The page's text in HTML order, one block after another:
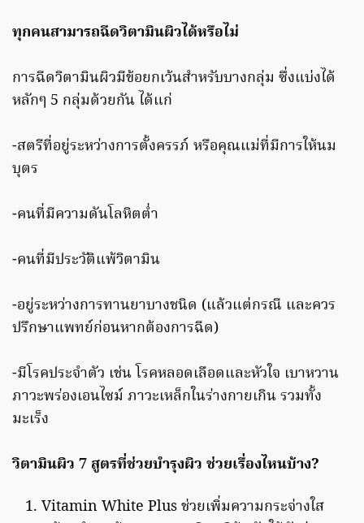
ทุกคนสามารถฉีดวิตามินผิวได้หรือไม่
การฉีดวิตามินผิวมีข้อยกเว้นสำหรับบางกลุ่ม ซึ่งแบ่งได้
หลักๆ 5 กลุ่มด้วยกัน ได้แก่
-สตรีที่อยู่ระหว่างการตั้งครรภ์ หรือคุณแม่ที่มีการให้นม
บุตร
-คนที่มีความดันโลหิตต่ำ
-คนที่มีประวัติแพ้วิตามิน
-อยู่ระหว่างการทานยาบางชนิด (แล้วแต่กรณี และควร
ปรึกษาแพทย์ก่อนหากต้องการฉีด)
-มีโรคประจำตัว เช่น โรคหลอดเลือดและหัวใจ เบาหวาน
ภาวะพร่องเอนไซม์ ภาวะเหล็กในร่างกายเกิน รวมทั้ง
มะเร็ง
วิตามินผิว 7 สูตรที่ช่วยบำรุงผิว ช่วยเรื่องไหนบ้าง?
Vitamin White Plus ช่วยเพิ่มความกระจ่างใส